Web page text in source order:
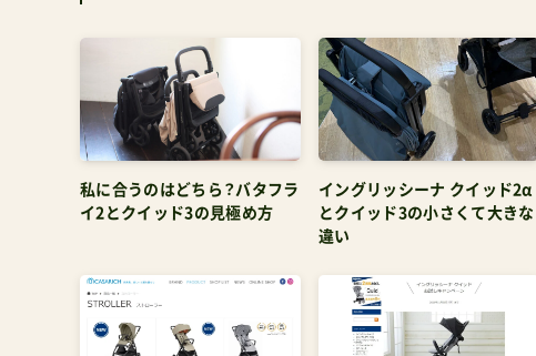
私に合うのはどちら？バタフラ
イ2とクイッド3の見極め方
イングリッシーナ クイッド2α
とクイッド3の小さくて大きな
違い